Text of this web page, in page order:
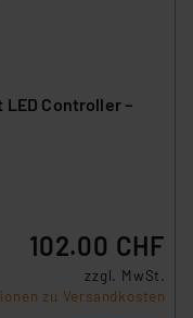
LED Controller –
102.00 CHF
zzgl. MwSt.
zu Versandkosten